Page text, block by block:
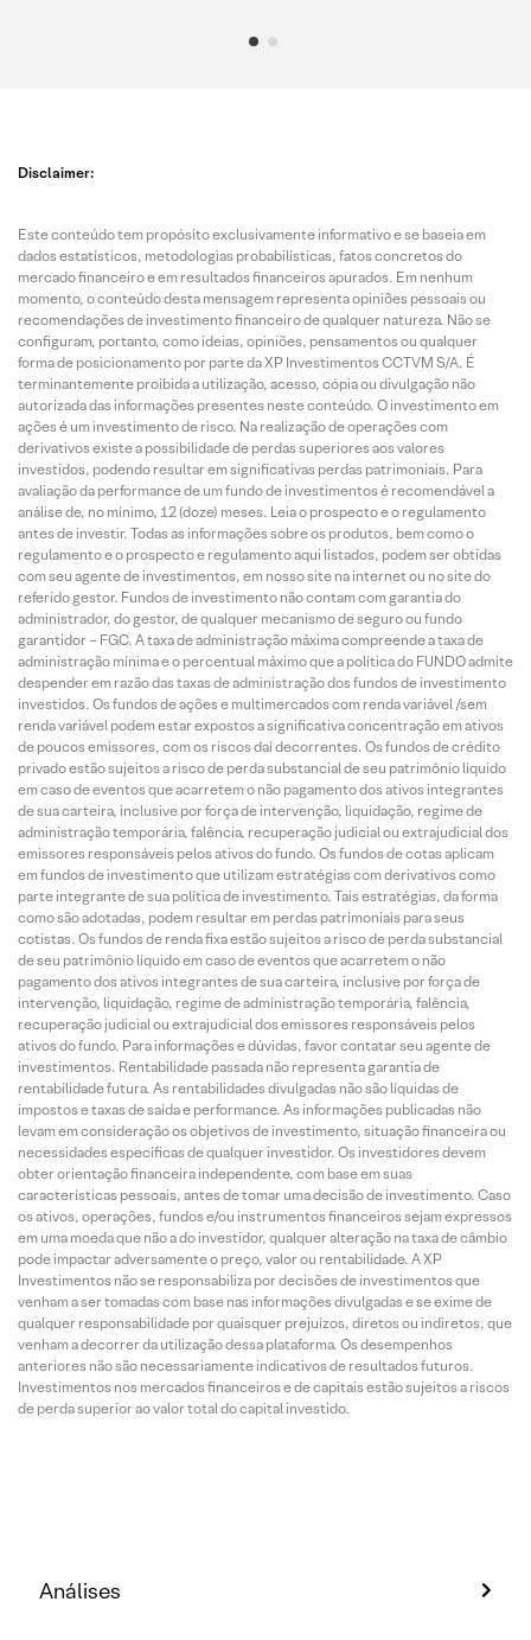
Disclaimer:
Este conteúdo tem propósito exclusivamente informativo e se baseia em
dados estatísticos, metodologias probabilísticas, fatos concretos do
mercado financeiro e em resultados financeiros apurados. Em nenhum
momento, o conteúdo desta mensagem representa opiniões pessoais ou
recomendações de investimento financeiro de qualquer natureza. Não se
configuram, portanto, como ideias, opiniões, pensamentos ou qualquer
forma de posicionamento por parte da XP Investimentos CCTVM S/A. É
terminantemente proibida a utilização, acesso, cópia ou divulgação não
autorizada das informações presentes neste conteúdo. O investimento em
ações é um investimento de risco. Na realização de operações com
derivativos existe a possibilidade de perdas superiores aos valores
investidos, podendo resultar em significativas perdas patrimoniais. Para
avaliação da performance de um fundo de investimentos é recomendável a
análise de, no mínimo, 12 (doze) meses. Leia o prospecto e o regulamento
antes de investir. Todas as informações sobre os produtos, bem como o
regulamento e o prospecto e regulamento aqui listados, podem ser obtidas
com seu agente de investimentos, em nosso site na internet ou no site do
referido gestor. Fundos de investimento não contam com garantia do
administrador, do gestor, de qualquer mecanismo de seguro ou fundo
garantidor – FGC. A taxa de administração máxima compreende a taxa de
administração mínima e o percentual máximo que a política do FUNDO admite
despender em razão das taxas de administração dos fundos de investimento
investidos. Os fundos de ações e multimercados com renda variável /sem
renda variável podem estar expostos a significativa concentração em ativos
de poucos emissores, com os riscos daí decorrentes. Os fundos de crédito
privado estão sujeitos a risco de perda substancial de seu patrimônio líquido
em caso de eventos que acarretem o não pagamento dos ativos integrantes
de sua carteira, inclusive por força de intervenção, liquidação, regime de
administração temporária, falência, recuperação judicial ou extrajudicial dos
emissores responsáveis pelos ativos do fundo. Os fundos de cotas aplicam
em fundos de investimento que utilizam estratégias com derivativos como
parte integrante de sua política de investimento. Tais estratégias, da forma
como são adotadas, podem resultar em perdas patrimoniais para seus
cotistas. Os fundos de renda fixa estão sujeitos a risco de perda substancial
de seu patrimônio líquido em caso de eventos que acarretem o não
pagamento dos ativos integrantes de sua carteira, inclusive por força de
intervenção, liquidação, regime de administração temporária, falência,
recuperação judicial ou extrajudicial dos emissores responsáveis pelos
ativos do fundo. Para informações e dúvidas, favor contatar seu agente de
investimentos. Rentabilidade passada não representa garantia de
rentabilidade futura. As rentabilidades divulgadas não são líquidas de
impostos e taxas de saída e performance. As informações publicadas não
levam em consideração os objetivos de investimento, situação financeira ou
necessidades específicas de qualquer investidor. Os investidores devem
obter orientação financeira independente, com base em suas
características pessoais, antes de tomar uma decisão de investimento. Caso
os ativos, operações, fundos e/ou instrumentos financeiros sejam expressos
em uma moeda que não a do investidor, qualquer alteração na taxa de câmbio
pode impactar adversamente o preço, valor ou rentabilidade. A XP
Investimentos não se responsabiliza por decisões de investimentos que
venham a ser tomadas com base nas informações divulgadas e se exime de
qualquer responsabilidade por quaisquer prejuízos, diretos ou indiretos, que
venham a decorrer da utilização dessa plataforma. Os desempenhos
anteriores não são necessariamente indicativos de resultados futuros.
Investimentos nos mercados financeiros e de capitais estão sujeitos a riscos
de perda superior ao valor total do capital investido.
Análises